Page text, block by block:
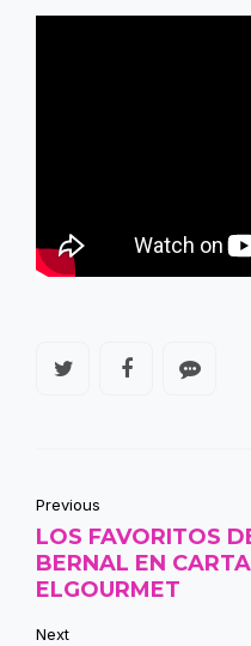
Previous
LOS FAVORITOS
BERNAL EN
ELGOURMET
Next